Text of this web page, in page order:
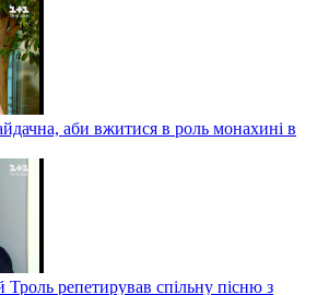
аби вжитися в роль монахині в
Троль репетирував спільну пісню з